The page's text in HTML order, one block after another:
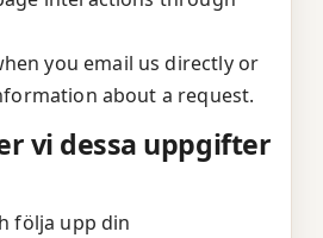
you email us directly or
about a request.
vi dessa uppgifter
följa upp din